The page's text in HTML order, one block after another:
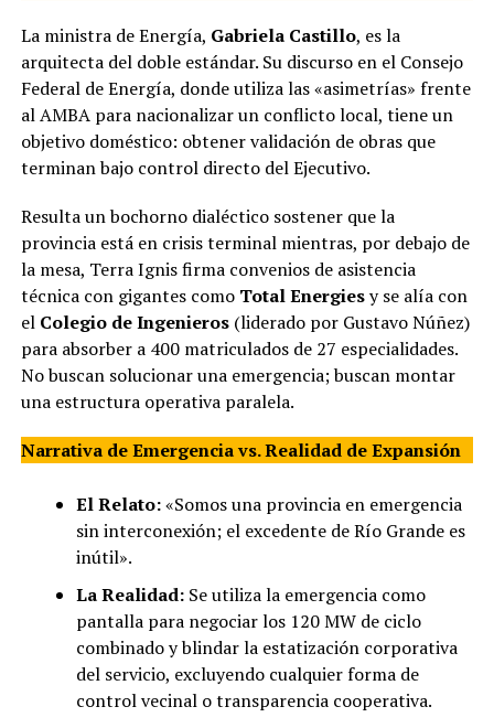
La ministra de Energía, Gabriela Castillo, es la
arquitecta del doble estándar. Su discurso en el Consejo
Federal de Energía, donde utiliza las «asimetrías» frente
al AMBA para nacionalizar un conflicto local, tiene un
objetivo doméstico: obtener validación de obras que
terminan bajo control directo del Ejecutivo.
Resulta un bochorno dialéctico sostener que la
provincia está en crisis terminal mientras, por debajo de
la mesa, Terra Ignis firma convenios de asistencia
técnica con gigantes como Total Energiesy se alía con
el Colegio de Ingenieros(liderado por Gustavo Núñez)
para absorber a 400 matriculados de 27 especialidades.
No buscan solucionar una emergencia; buscan montar
una estructura operativa paralela.
Narrativa de Emergencia vs. Realidad de Expansión
El Relato:«Somos una provincia en emergencia
sin interconexión; el excedente de Río Grande es
inútil».
La Realidad:Se utiliza la emergencia como
pantalla para negociar los 120 MW de ciclo
combinado y blindar la estatización corporativa
del servicio, excluyendo cualquier forma de
control vecinal o transparencia cooperativa.